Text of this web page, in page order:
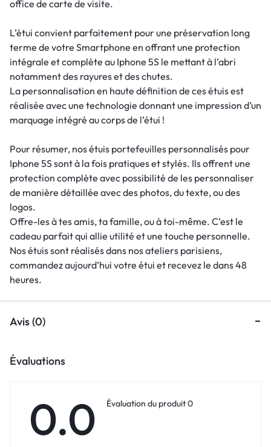
office de carte de visite.
L’étui convient parfaitement pour une préservation long
terme de votre Smartphone en offrant une protection
intégrale et complète au Iphone 5S le mettant à l’abri
notamment des rayures et des chutes.
La personnalisation en haute définition de ces étuis est
réalisée avec une technologie donnant une impression d’un
marquage intégré au corps de l’étui !
Pour résumer, nos étuis portefeuilles personnalisés pour
Iphone 5S sont à la fois pratiques et stylés. Ils offrent une
protection complète avec possibilité de les personnaliser
de manière détaillée avec des photos, du texte, ou des
logos.
Offre-les à tes amis, ta famille, ou à toi-même. C’est le
cadeau parfait qui allie utilité et une touche personnelle.
Nos étuis sont réalisés dans nos ateliers parisiens,
commandez aujourd’hui votre étui et recevez le dans 48
heures.
Avis (0)
Évaluations
0.0 Évaluation du produit 0